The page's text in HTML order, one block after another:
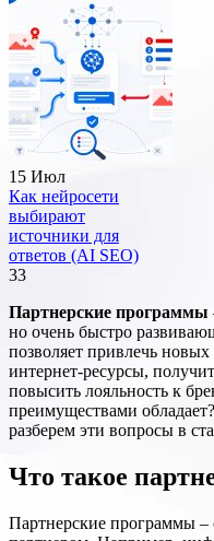
15 Июл
Как нейросети
выбирают
источники для
ответов (AI SEO)
33
Партнерские программы
но очень быстро
позволяет привлечь
интернет-ресурсы,
повысить лояльность к
преимуществами
разберем эти вопросы в
Что такое
Партнерские программы –